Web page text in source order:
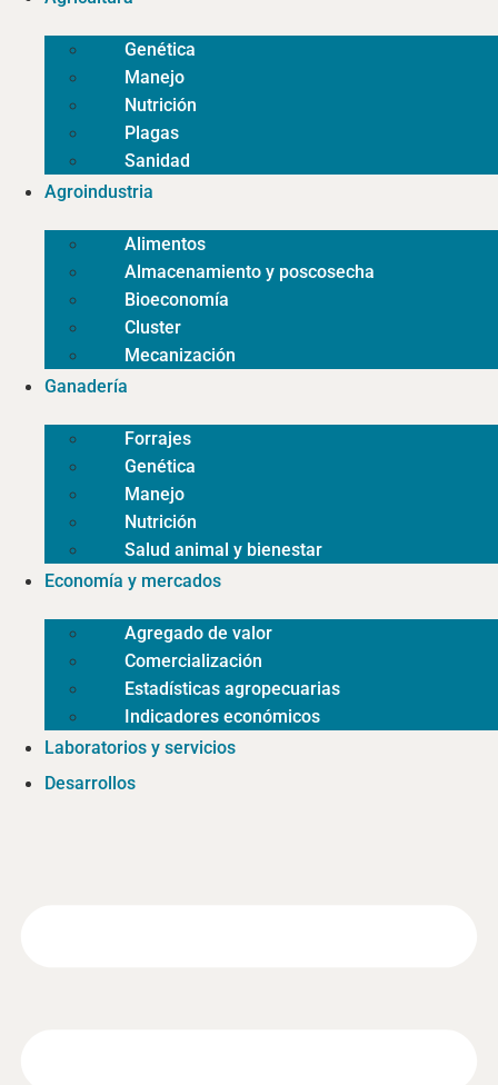
Genética
Manejo
Nutrición
Plagas
Sanidad
Agroindustria
Alimentos
Almacenamiento y poscosecha
Bioeconomía
Cluster
Mecanización
Ganadería
Forrajes
Genética
Manejo
Nutrición
Salud animal y bienestar
Economía y mercados
Agregado de valor
Comercialización
Estadísticas agropecuarias
Indicadores económicos
Laboratorios y servicios
Desarrollos